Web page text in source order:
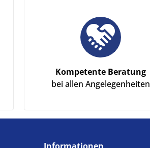
Kompetente Beratung
bei allen Angelegenheiten